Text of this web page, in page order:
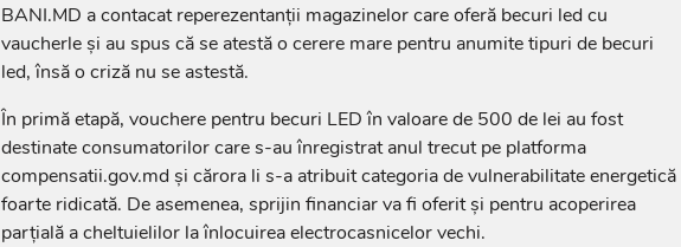
BANI.MD a contacat reperezentanții magazinelor care oferă becuri led cu
vaucherle și au spus că se atestă o cerere mare pentru anumite tipuri de becuri
led, însă o criză nu se astestă.
În primă etapă, vouchere pentru becuri LED în valoare de 500 de lei au fost
destinate consumatorilor care s-au înregistrat anul trecut pe platforma
compensatii.gov.md și cărora li s-a atribuit categoria de vulnerabilitate energetică
foarte ridicată. De asemenea, sprijin financiar va fi oferit și pentru acoperirea
parțială a cheltuielilor la înlocuirea electrocasnicelor vechi.